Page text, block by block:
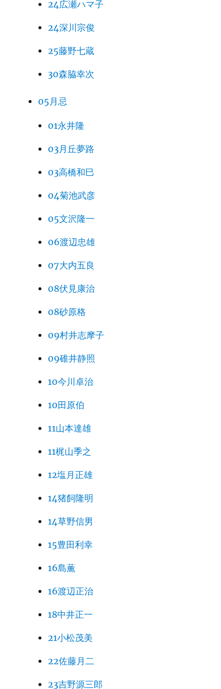
24広瀬ハマ子
24深川宗俊
25藤野七蔵
30森脇幸次
05月忌
01永井隆
03月丘夢路
03高橋和巳
04菊池武彦
05文沢隆一
06渡辺忠雄
07大内五良
08伏見康治
08砂原格
09村井志摩子
09碓井静照
10今川卓治
10田原伯
11山本達雄
11梶山季之
12塩月正雄
14猪飼隆明
14草野信男
15豊田利幸
16島薫
16渡辺正治
18中井正一
21小松茂美
22佐藤月二
23吉野源三郎